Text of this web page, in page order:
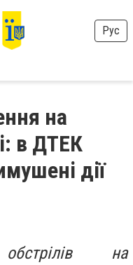
Рус
на
в ДТЕК
дії
на